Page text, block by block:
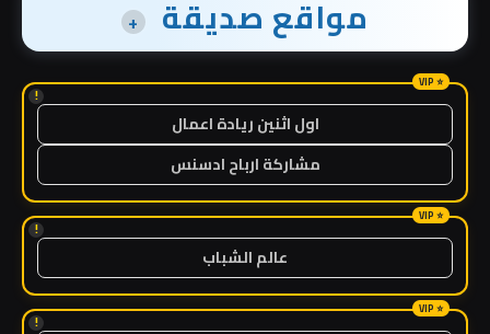
مواقع صديقة +
!
اول اثنين ريادة اعمال
مشاركة ارباح ادسنس
!
عالم الشباب
!